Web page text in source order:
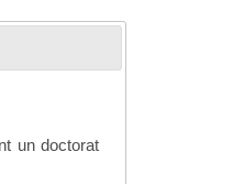
un doctorat